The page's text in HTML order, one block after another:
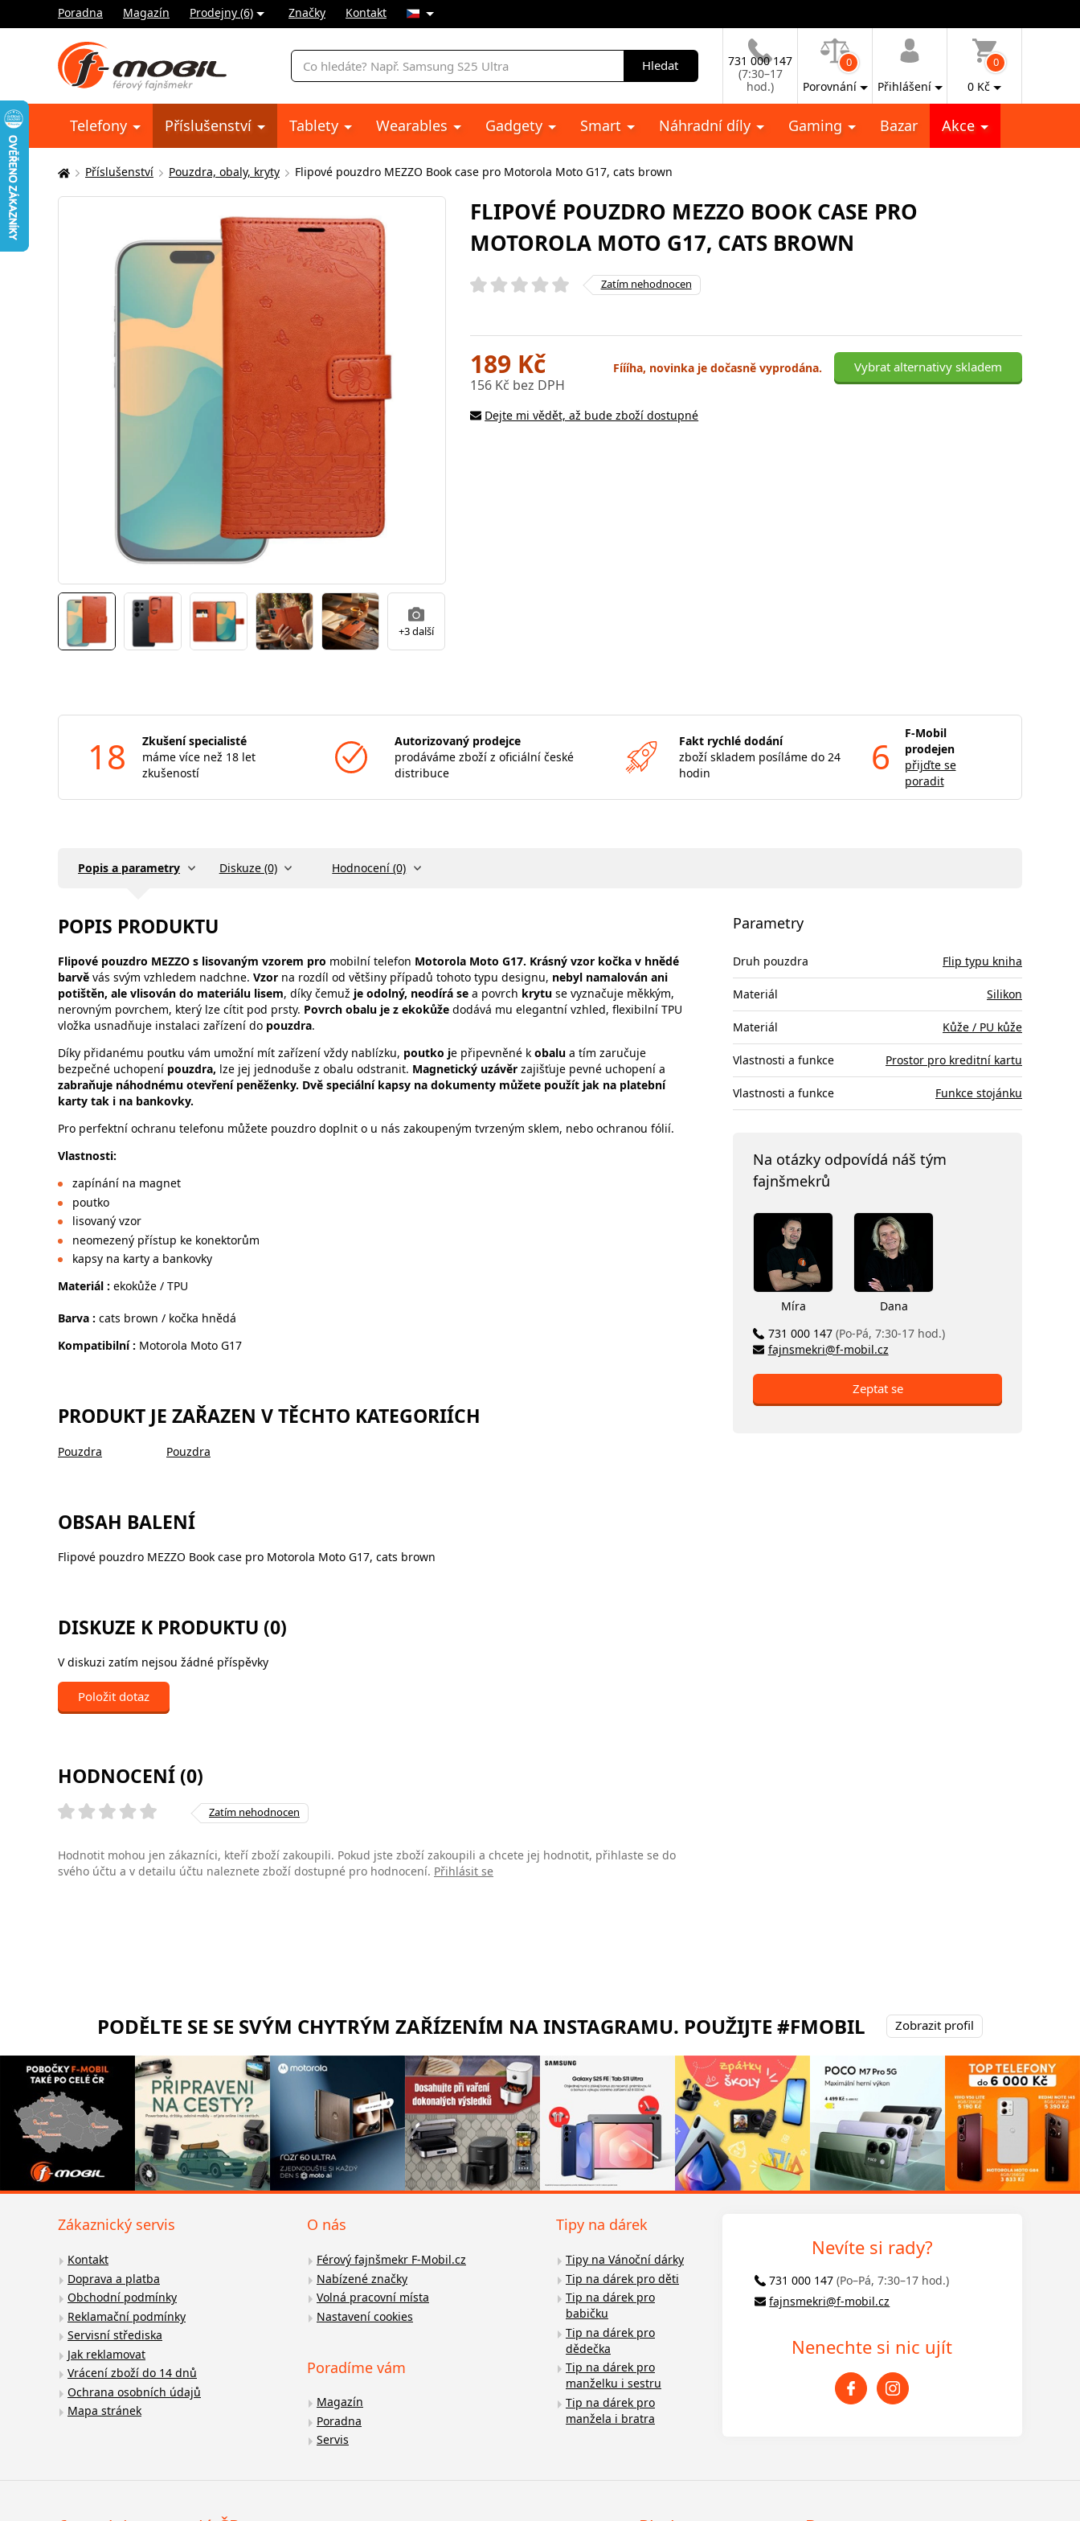
Poradna Magazín Prodejny (6) Značky Kontakt
Vyhledávání
Hledat
731 000 147
(7:30–17
hod.)
0
Porovnání Přihlášení
0
0 Kč
Telefony Příslušenství Tablety Wearables Gadgety Smart Náhradní díly Gaming Bazar Akce
Zde
se
Příslušenství Pouzdra, obaly, kryty Flipové pouzdro MEZZO Book case pro Motorola Moto G17, cats brown
+3 další
FLIPOVÉ POUZDRO MEZZO BOOK CASE PRO
MOTOROLA MOTO G17, CATS BROWN
Zatím nehodnocen
189 Kč
156 Kč bez DPH
Fíííha, novinka je dočasně vyprodána. Vybrat alternativy skladem
Dejte mi vědět, až bude zboží dostupné
18
Zkušení specialisté
máme více než 18 let
zkušeností
Autorizovaný prodejce
prodáváme zboží z oficiální české
distribuce
Fakt rychlé dodání
zboží skladem posíláme do 24
hodin
6
F-Mobil
prodejen
přijďte se
poradit
Popis a parametry Diskuze (0) Hodnocení (0)
POPIS PRODUKTU
Flipové pouzdro MEZZO s lisovaným vzorem pro mobilní telefon Motorola Moto G17. Krásný vzor kočka v hnědé
barvě vás svým vzhledem nadchne. Vzor na rozdíl od většiny případů tohoto typu designu, nebyl namalován ani
potištěn, ale vlisován do materiálu lisem, díky čemuž je odolný, neodírá se a povrch krytu se vyznačuje měkkým,
nerovným povrchem, který lze cítit pod prsty. Povrch obalu je z ekokůže dodává mu elegantní vzhled, flexibilní TPU
vložka usnadňuje instalaci zařízení do pouzdra.
Díky přidanému poutku vám umožní mít zařízení vždy nablízku, poutko je připevněné k obalu a tím zaručuje
bezpečné uchopení pouzdra, lze jej jednoduše z obalu odstranit. Magnetický uzávěr zajišťuje pevné uchopení a
zabraňuje náhodnému otevření peněženky. Dvě speciální kapsy na dokumenty můžete použít jak na platební
karty tak i na bankovky.
Pro perfektní ochranu telefonu můžete pouzdro doplnit o u nás zakoupeným tvrzeným sklem, nebo ochranou fólií.
Vlastnosti:
zapínání na magnet
poutko
lisovaný vzor
neomezený přístup ke konektorům
kapsy na karty a bankovky
Materiál : ekokůže / TPU
Barva : cats brown / kočka hnědá
Kompatibilní : Motorola Moto G17
PRODUKT JE ZAŘAZEN V TĚCHTO KATEGORIÍCH
Pouzdra Pouzdra
OBSAH BALENÍ
Flipové pouzdro MEZZO Book case pro Motorola Moto G17, cats brown
DISKUZE K PRODUKTU (0)
V diskuzi zatím nejsou žádné příspěvky
Položit dotaz
HODNOCENÍ (0)
Zatím nehodnocen
Hodnotit mohou jen zákazníci, kteří zboží zakoupili. Pokud jste zboží zakoupili a chcete jej hodnotit, přihlaste se do
svého účtu a v detailu účtu naleznete zboží dostupné pro hodnocení. Přihlásit se
Parametry
Druh pouzdra Flip typu kniha
Materiál Silikon
Materiál Kůže / PU kůže
Vlastnosti a funkce Prostor pro kreditní kartu
Vlastnosti a funkce Funkce stojánku
Na otázky odpovídá náš tým
fajnšmekrů
Míra
Dana
731 000 147 (Po-Pá, 7:30-17 hod.)
fajnsmekri@f-mobil.cz
Zeptat se
PODĚLTE SE SE SVÝM CHYTRÝM ZAŘÍZENÍM NA INSTAGRAMU. POUŽIJTE #FMOBIL Zobrazit profil
Zákaznický servis
Kontakt
Doprava a platba
Obchodní podmínky
Reklamační podmínky
Servisní střediska
Jak reklamovat
Vrácení zboží do 14 dnů
Ochrana osobních údajů
Mapa stránek
O nás
Férový fajnšmekr F-Mobil.cz
Nabízené značky
Volná pracovní místa
Nastavení cookies
Poradíme vám
Magazín
Poradna
Servis
Tipy na dárek
Tipy na Vánoční dárky
Tip na dárek pro děti
Tip na dárek pro
babičku
Tip na dárek pro
dědečka
Tip na dárek pro
manželku i sestru
Tip na dárek pro
manžela i bratra
Nevíte si rady?
731 000 147 (Po–Pá, 7:30–17 hod.)
fajnsmekri@f-mobil.cz
Nenechte si nic ujít